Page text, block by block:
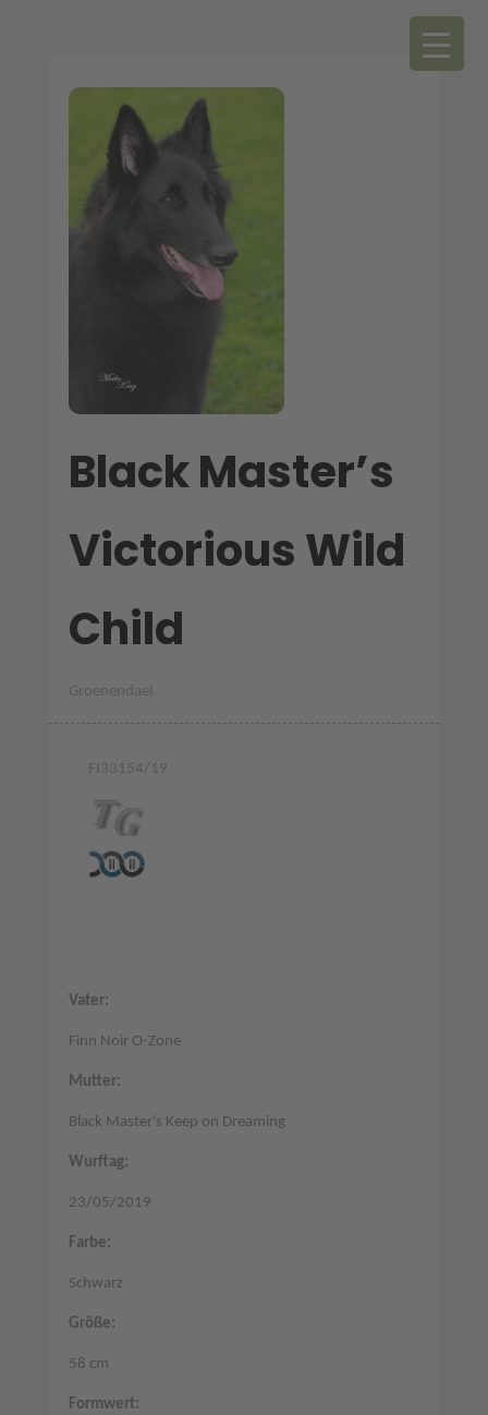
Black Master’s
Victorious Wild
Child
Groenendael
FI33154/19
Vater:
Finn Noir O-Zone
Mutter:
Black Master's Keep on Dreaming
Wurftag:
23/05/2019
Farbe:
Schwarz
Größe:
58 cm
Formwert: